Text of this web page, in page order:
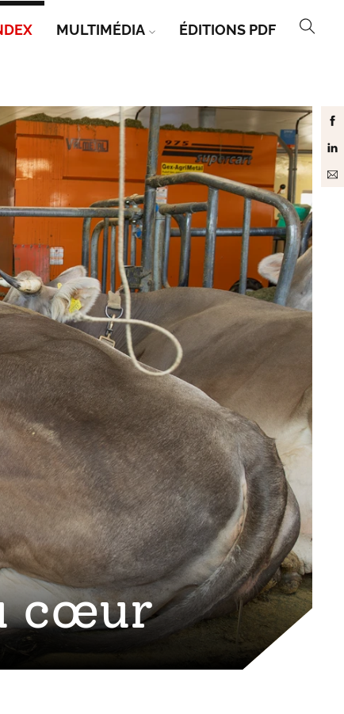
MULTIMÉDIA ÉDITIONS PDF
cœur